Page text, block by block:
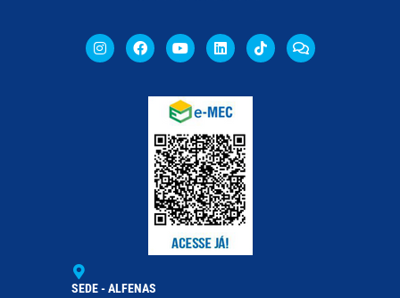
SEDE - ALFENAS